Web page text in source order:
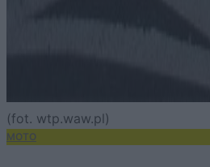
(fot. wtp.waw.pl)
MOTO